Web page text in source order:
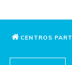
CENTROS